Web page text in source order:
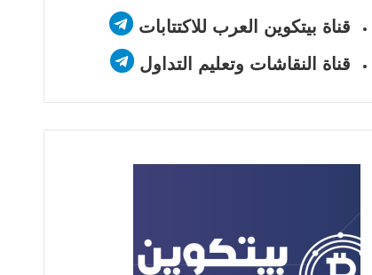
قناة بيتكوين العرب للاكتتابات
قناة النقاشات وتعليم التداول